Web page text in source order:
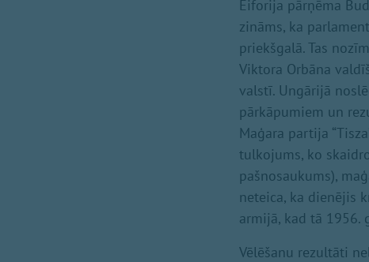
Eiforija pārņēma
zināms, ka
priekšgalā. Tas
Viktora Orbāna
valstī. Ungārijā
pārkāpumiem un
Maģara partija
tulkojums, ko
pašnosaukums),
neteica, ka dienējis
armijā, kad tā 1956.
Vēlēšanu rezultāti